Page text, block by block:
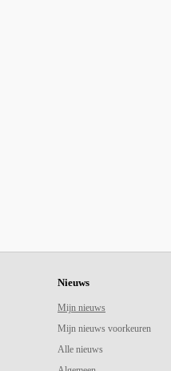
Nieuws
Mijn nieuws
Mijn nieuws voorkeuren
Alle nieuws